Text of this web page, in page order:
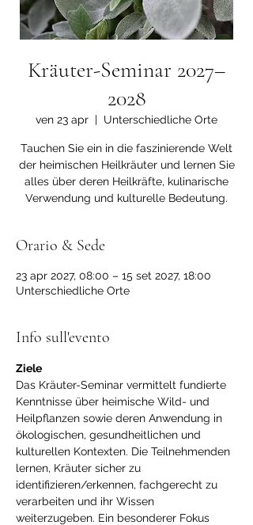
Kräuter-Seminar 2027–
2028
ven 23 apr
  |
Unterschiedliche Orte
Tauchen Sie ein in die faszinierende Welt
der heimischen Heilkräuter und lernen Sie
alles über deren Heilkräfte, kulinarische
Verwendung und kulturelle Bedeutung.
Orario & Sede
23 apr 2027, 08:00 – 15 set 2027, 18:00
Unterschiedliche Orte
Info sull'evento
Ziele
Das Kräuter-Seminar vermittelt fundierte
Kenntnisse über heimische Wild- und
Heilpflanzen sowie deren Anwendung in
ökologischen, gesundheitlichen und
kulturellen Kontexten. Die Teilnehmenden
lernen, Kräuter sicher zu
identifizieren/erkennen, fachgerecht zu
verarbeiten und ihr Wissen
weiterzugeben. Ein besonderer Fokus